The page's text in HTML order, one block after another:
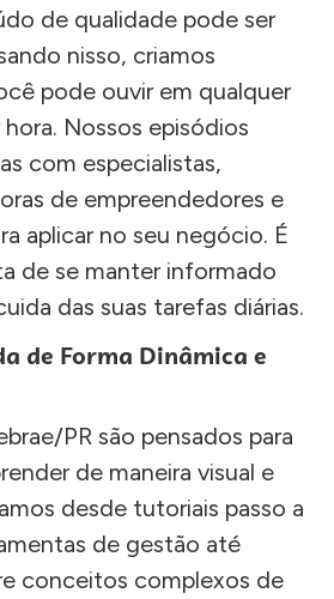
de qualidade pode ser
nisso, criamos
pode ouvir em qualquer
Nossos episódios
com especialistas,
de empreendedores e
aplicar no seu negócio. É
de se manter informado
das suas tarefas diárias.
de Forma Dinâmica e
PR são pensados para
de maneira visual e
desde tutoriais passo a
de gestão até
conceitos complexos de